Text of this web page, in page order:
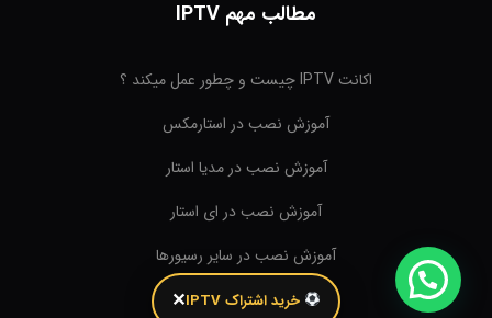
مطالب مهم IPTV
اکانت IPTV چیست و چطور عمل میکند ؟
آموزش نصب در استارمکس
آموزش نصب در مدیا استار
آموزش نصب در ای استار
آموزش نصب در سایر رسیورها
خرید اشتراک IPTV ✕